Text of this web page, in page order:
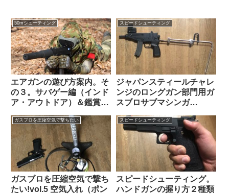
50mシューティング
エアガンの遊び方案内。そ
の３。サバゲー編（インド
ア・アウトドア）＆鑑賞系
スピードシューティング
ジャパンスティールチャレ
ンジのロングガン部門用ガ
スブロサブマシンガ
ック編
ガスブロを圧縮空気で撃ちたい
ガスブロを圧縮空気で撃ち
たい!vol.5 空気入れ（ポン
スピードシューティング
スピードシューティング。
ハンドガンの握り方２種類